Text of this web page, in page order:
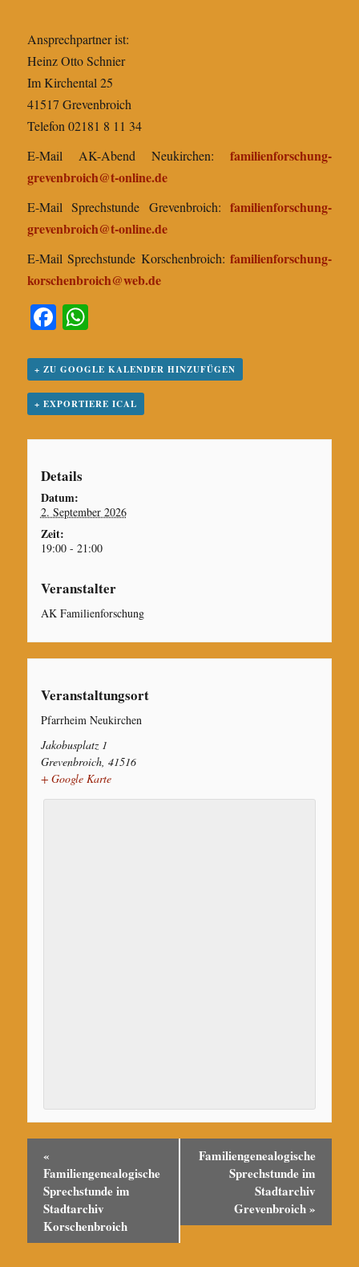
Ansprechpartner ist:
Heinz Otto Schnier
Im Kirchental 25
41517 Grevenbroich
Telefon 02181 8 11 34
E-Mail AK-Abend Neukirchen: familienforschung-
grevenbroich@t-online.de
E-Mail Sprechstunde Grevenbroich: familienforschung-
grevenbroich@t-online.de
E-Mail Sprechstunde Korschenbroich: familienforschung-
korschenbroich@web.de
Fa
bo
ok
ts
A
pp
+ ZU GOOGLE KALENDER HINZUFÜGEN
+ EXPORTIERE ICAL
Details
Datum:
2. September 2026
Zeit:
19:00 - 21:00
Veranstalter
AK Familienforschung
Veranstaltungsort
Pfarrheim Neukirchen
Jakobusplatz 1
Grevenbroich, 41516
+ Google Karte
«
Familiengenealogische
Sprechstunde im
Stadtarchiv
Korschenbroich
Familiengenealogische
Sprechstunde im
Stadtarchiv
Grevenbroich»